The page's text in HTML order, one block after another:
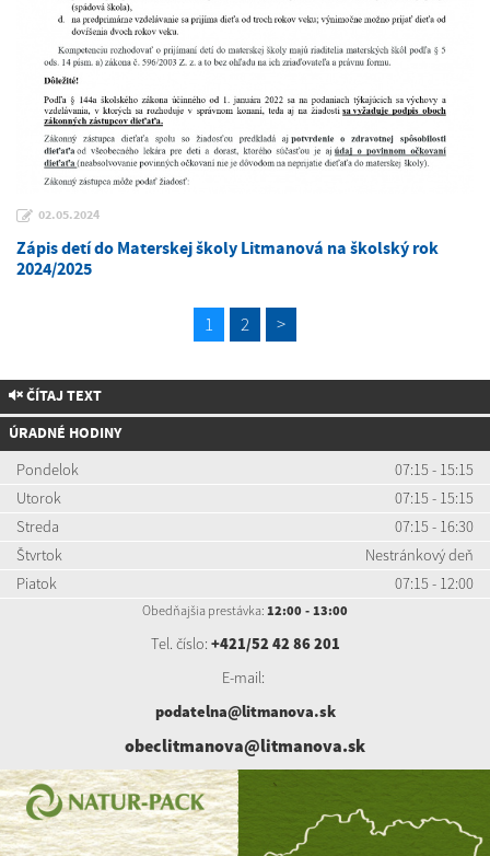
02.05.2024
Zápis detí do Materskej školy Litmanová na školský rok
2024/2025
1 2 >
ČÍTAJ TEXT
ÚRADNÉ HODINY
Pondelok
07:15 - 15:15
Utorok
07:15 - 15:15
Streda
07:15 - 16:30
Štvrtok
Nestránkový deň
Piatok
07:15 - 12:00
Obedňajšia prestávka: 12:00 - 13:00
Tel. číslo: +421/52 42 86 201
E-mail:
podatelna@litmanova.sk
obeclitmanova@litmanova.sk